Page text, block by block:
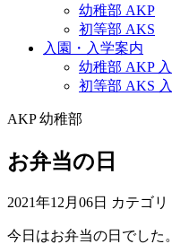
幼稚部 AKP
初等部 AKS
入園・入学案内
幼稚部 AKP
初等部 AKS
AKP 幼稚部
お弁当の日
2021年12月06日 カテゴリ
今日はお弁当の日でした